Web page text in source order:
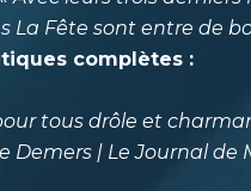
La Fête sont entre de
complètes :
tous drôle et
Demers | Le Journal de